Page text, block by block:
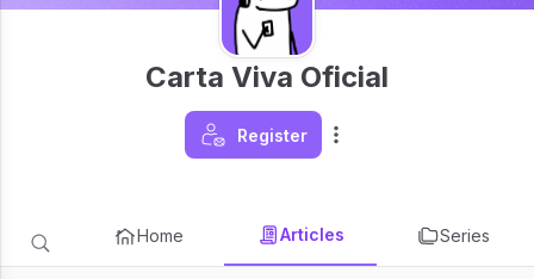
Carta Viva Oficial
Register
Home Articles Series